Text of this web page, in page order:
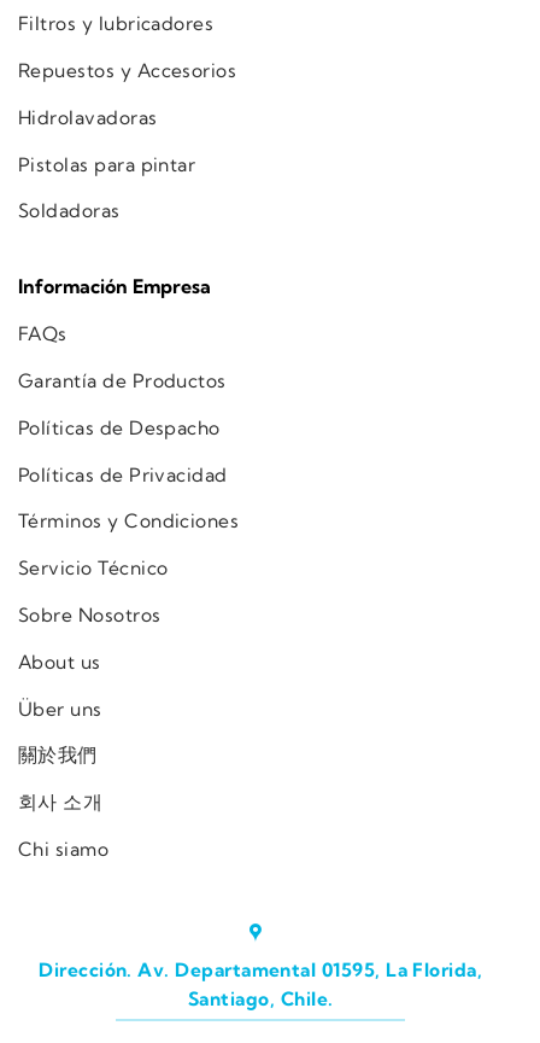
Filtros y lubricadores
Repuestos y Accesorios
Hidrolavadoras
Pistolas para pintar
Soldadoras
Información Empresa
FAQs
Garantía de Productos
Políticas de Despacho
Políticas de Privacidad
Términos y Condiciones
Servicio Técnico
Sobre Nosotros
About us
Über uns
關於我們
회사 소개
Chi siamo
Dirección. Av. Departamental 01595, La Florida,
Santiago, Chile.